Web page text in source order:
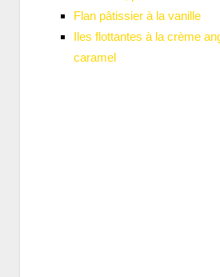
Flan pâtissier à la vanille
Iles flottantes à la crème
caramel